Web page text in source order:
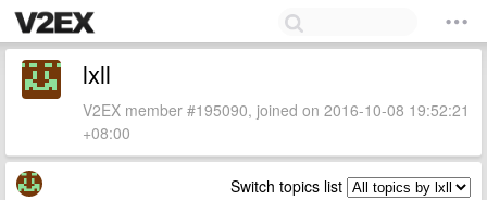
lxll
V2EX member #195090, joined on 2016-10-08 19:52:21
+08:00
Switch topics list